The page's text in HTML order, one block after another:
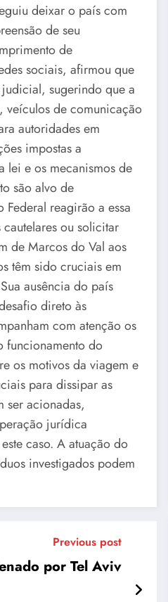
deixar o país com
de seu
de
sociais, afirmou que
sugerindo que a
veículos de comunicação
autoridades em
impostas a
lei e os mecanismos de
são alvo de
reagirão a essa
ou solicitar
de Marcos do Val aos
têm sido cruciais em
ausência do país
direto às
com atenção os
funcionamento do
os motivos da viagem e
para dissipar as
ser acionadas,
jurídica
caso. A atuação do
investigados podem
Previous post
por Tel Aviv